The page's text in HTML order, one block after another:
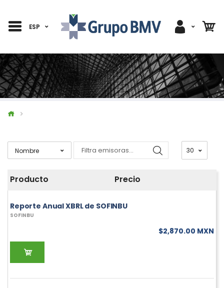
ESP
Producto Precio
Reporte Anual XBRL de SOFINBU
SOFINBU
$2,870.00 MXN